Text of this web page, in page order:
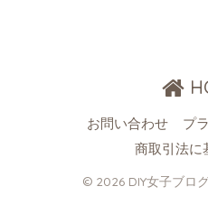
お問い合わせ
プ
商取引法に
© 2026 DIY女子ブロ